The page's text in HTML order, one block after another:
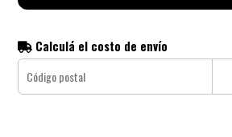
Calculá el costo de envío